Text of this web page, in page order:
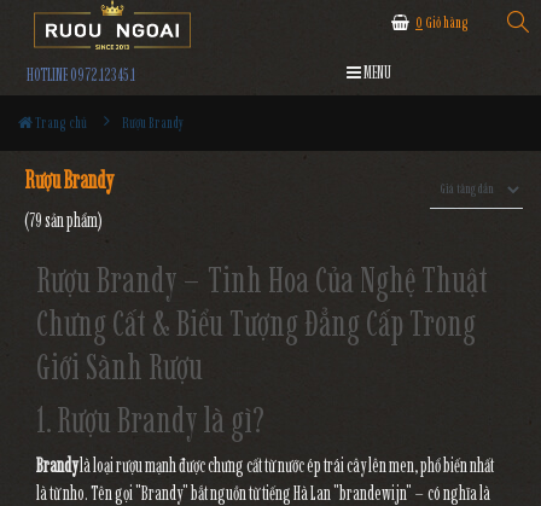
0 Giỏ hàng
HOTLINE 0972.12345.1 MENU
Trang chủ Rượu Brandy
Rượu Brandy
(79 sản phẩm)
Rượu Brandy – Tinh Hoa Của Nghệ Thuật
Chưng Cất & Biểu Tượng Đẳng Cấp Trong
Giới Sành Rượu
1. Rượu Brandy là gì?
Brandylà loại rượu mạnh được chưng cất từ nước ép trái cây lên men, phổ biến nhất
là từ nho. Tên gọi "Brandy" bắt nguồn từ tiếng Hà Lan "brandewijn" – có nghĩa là